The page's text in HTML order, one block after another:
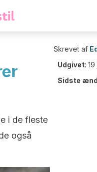
i de fleste
også
Skrevet af
Udgivet:
Sidste